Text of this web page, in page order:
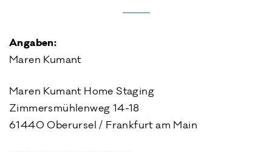
Angaben:
Maren Kumant
Maren Kumant Home Staging
Zimmersmühlenweg 14-18
61440 Oberursel / Frankfurt am Main